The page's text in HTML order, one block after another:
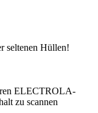
seltenen Hüllen!
ELECTROLA-
zu scannen